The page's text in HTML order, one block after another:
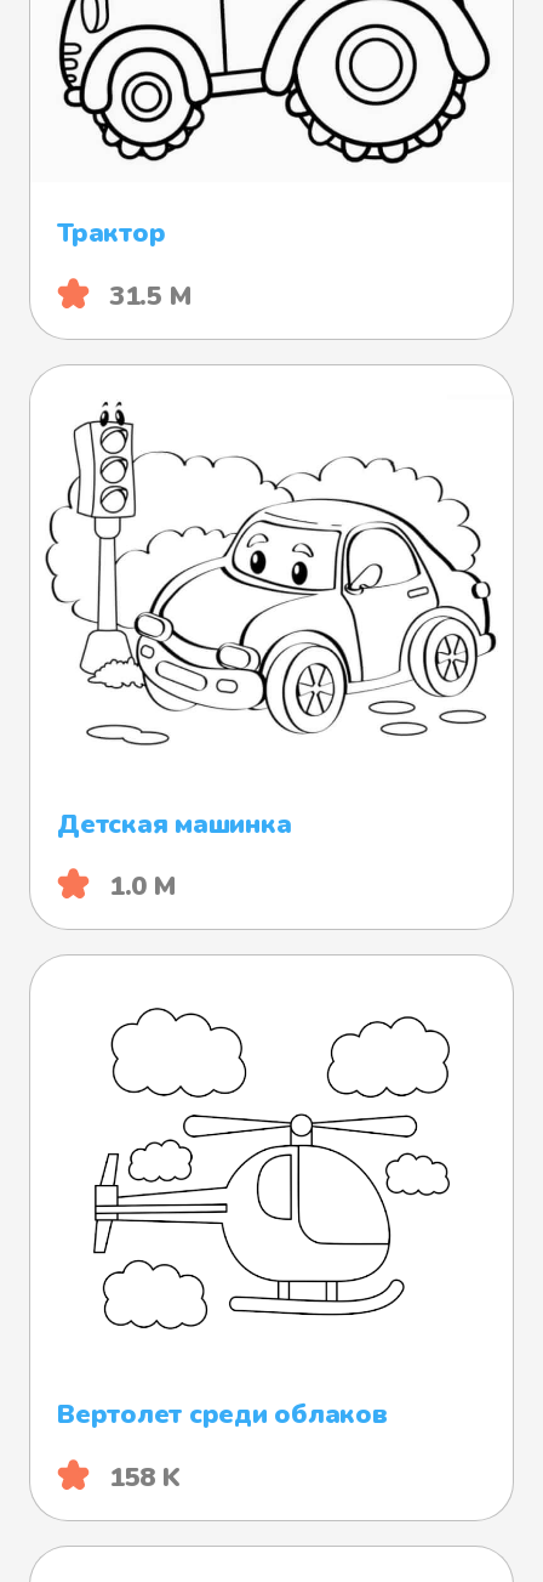
Трактор
31.5 М
Детская машинка
1.0 М
Вертолет среди облаков
158 K